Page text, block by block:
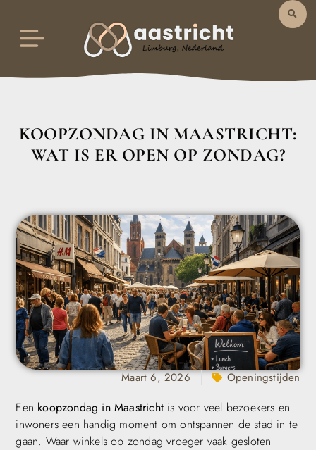
KOOPZONDAG IN MAASTRICHT:
WAT IS ER OPEN OP ZONDAG?
Maart 6, 2026 Openingstijden
Een koopzondag in Maastricht is voor veel bezoekers en
inwoners een handig moment om ontspannen de stad in te
gaan. Waar winkels op zondag vroeger vaak gesloten